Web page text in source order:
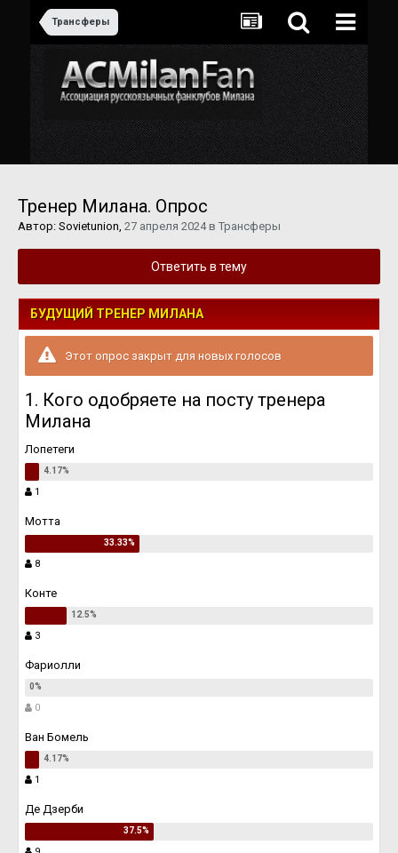
Трансферы
Тренер Милана. Опрос
Автор: Sovietunion, 27 апреля 2024в Трансферы
Ответить в тему
БУДУЩИЙ ТРЕНЕР МИЛАНА
Этот опрос закрыт для новых голосов
1. Кого одобряете на посту тренера
Милана
Лопетеги
1
Мотта
8
Конте
3
Фариолли
0
Ван Бомель
1
Де Дзерби